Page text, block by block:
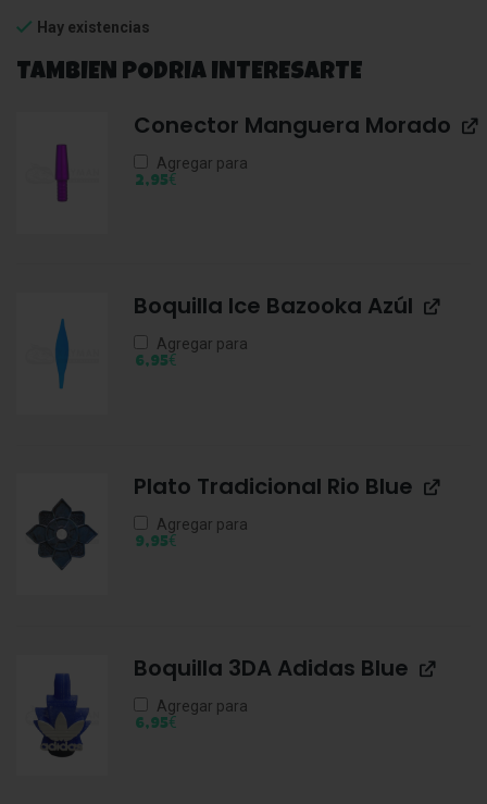
Hay existencias
TAMBIEN PODRIA INTERESARTE
Conector Manguera Morado
Agregar para
2,95€
Boquilla Ice Bazooka Azúl
Agregar para
6,95€
Plato Tradicional Rio Blue
Agregar para
9,95€
Boquilla 3DA Adidas Blue
Agregar para
6,95€